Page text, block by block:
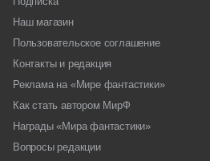
Наш магазин
Пользовательское соглашение
Контакты и редакция
Реклама на «Мире фантастики»
Как стать автором МирФ
Награды «Мира фантастики»
Вопросы редакции